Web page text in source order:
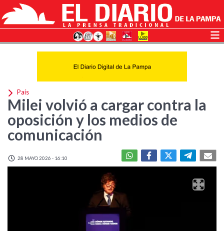
País
Milei volvió a cargar contra la
oposición y los medios de
comunicación
28 MAYO 2026 - 16:10